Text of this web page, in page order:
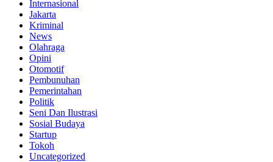
Internasional
Jakarta
Kriminal
News
Olahraga
Opini
Otomotif
Pembunuhan
Pemerintahan
Politik
Seni Dan Ilustrasi
Sosial Budaya
Startup
Tokoh
Uncategorized